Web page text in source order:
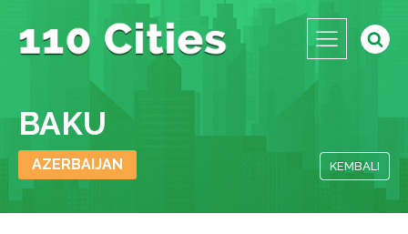
BAKU
AZERBAIJAN KEMBALI